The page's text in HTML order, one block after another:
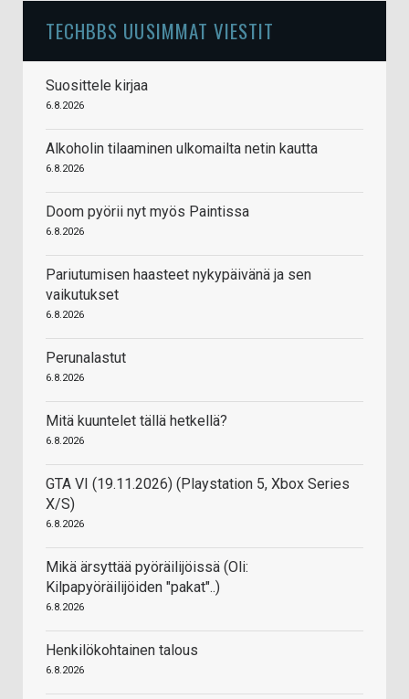
TECHBBS UUSIMMAT VIESTIT
Suosittele kirjaa
6.8.2026
Alkoholin tilaaminen ulkomailta netin kautta
6.8.2026
Doom pyörii nyt myös Paintissa
6.8.2026
Pariutumisen haasteet nykypäivänä ja sen
vaikutukset
6.8.2026
Perunalastut
6.8.2026
Mitä kuuntelet tällä hetkellä?
6.8.2026
GTA VI (19.11.2026) (Playstation 5, Xbox Series
X/S)
6.8.2026
Mikä ärsyttää pyöräilijöissä (Oli:
Kilpapyöräilijöiden "pakat"..)
6.8.2026
Henkilökohtainen talous
6.8.2026